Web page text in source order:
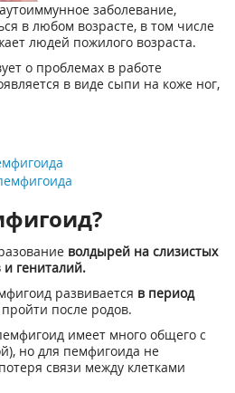
заболевание,
в любом возрасте, в том числе
людей пожилого возраста.
о проблемах в работе
в виде сыпи на коже ног,
волдырей на слизистых
и гениталий.
развивается в период
после родов.
имеет много общего с
но для пемфигоида не
связи между клетками